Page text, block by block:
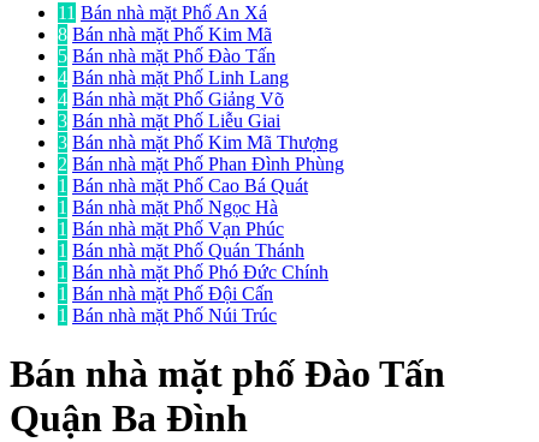
11 Bán nhà mặt Phố An Xá
8 Bán nhà mặt Phố Kim Mã
5 Bán nhà mặt Phố Đào Tấn
4 Bán nhà mặt Phố Linh Lang
4 Bán nhà mặt Phố Giảng Võ
3 Bán nhà mặt Phố Liễu Giai
3 Bán nhà mặt Phố Kim Mã Thượng
2 Bán nhà mặt Phố Phan Đình Phùng
1 Bán nhà mặt Phố Cao Bá Quát
1 Bán nhà mặt Phố Ngọc Hà
1 Bán nhà mặt Phố Vạn Phúc
1 Bán nhà mặt Phố Quán Thánh
1 Bán nhà mặt Phố Phó Đức Chính
1 Bán nhà mặt Phố Đội Cấn
1 Bán nhà mặt Phố Núi Trúc
Bán nhà mặt phố Đào Tấn
Quận Ba Đình